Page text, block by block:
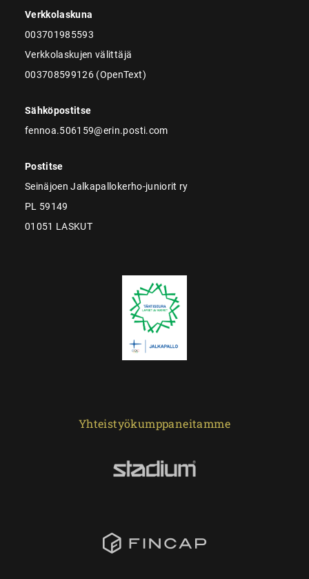
Verkkolaskuna
003701985593
Verkkolaskujen välittäjä
003708599126 (OpenText)
Sähköpostitse
fennoa.506159@erin.posti.com
Postitse
Seinäjoen Jalkapallokerho-juniorit ry
PL 59149
01051 LASKUT
Yhteistyökumppaneitamme